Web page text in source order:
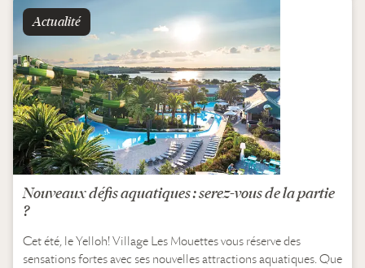
Actualité
Nouveaux défis aquatiques : serez-vous de la partie
?
Cet été, le Yelloh! Village Les Mouettes vous réserve des
sensations fortes avec ses nouvelles attractions aquatiques. Que